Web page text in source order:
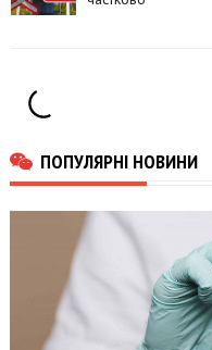
ПОПУЛЯРНІ НОВИНИ